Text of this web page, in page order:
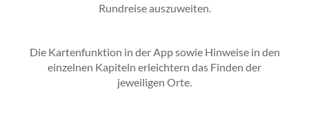
Rundreise auszuweiten.
Die Kartenfunktion in der App sowie Hinweise in den
einzelnen Kapiteln erleichtern das Finden der
jeweiligen Orte.